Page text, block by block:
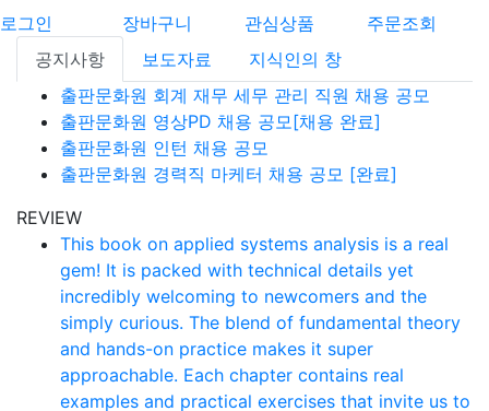
로그인 장바구니 관심상품
주문조회
공지사항
보도자료
지식인의 창
출판문화원 회계 재무 세무 관리 직원 채용 공모
출판문화원 영상PD 채용 공모[채용 완료]
출판문화원 인턴 채용 공모
출판문화원 경력직 마케터 채용 공모 [완료]
REVIEW
This book on applied systems analysis is a real
gem! It is packed with technical details yet
incredibly welcoming to newcomers and the
simply curious. The blend of fundamental theory
and hands-on practice makes it super
approachable. Each chapter contains real
examples and practical exercises that invite us to